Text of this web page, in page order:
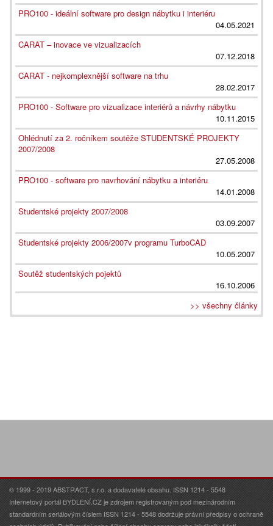
PRO100 - ideální software pro design nábytku i interiéru
04.05.2021
CARAT – inovace ve vizualizacích
07.12.2018
CARAT - nejkomplexnější software na trhu
28.02.2017
PRO100 - Software pro vizualizace interiérů a návrhy nábytku
10.11.2015
Ohlédnutí za 2. ročníkem soutěže STUDENTSKÉ PROJEKTY
2007/2008
27.05.2008
PRO100 - software pro navrhování nábytku a interiéru
14.01.2008
Studentské projekty 2007/2008
03.09.2007
Studentské projekty 2006/2007v programu TurboCAD
10.05.2007
Soutěž studentských pojektů
16.10.2006
>> všechny články
© 1999 - 2019 ABSTRACT, s.r.o. a dodavatelé obsahu. ISSN 1214 - 5548
Internetový portál BYDLENÍ.CZ je zdrojem registrovaným pod mezinárodním
standardním seriálovým číslem ISSN 1214 - 5548 dodržuje právní předpisy o ochraně